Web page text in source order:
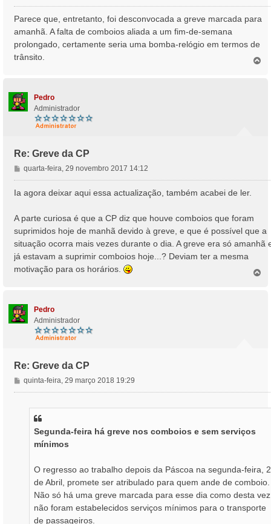
e
n
g
e
Parece que, entretanto, foi desconvocada a greve marcada para
amanhã. A falta de comboios aliada a um fim-de-semana
prolongado, certamente seria uma bomba-relógio em termos de
trânsito.
Pedro
Administrador
Re: Greve da CP
M
e
n
g
e
m
quarta-feira, 29 novembro 2017 14:12
Ia agora deixar aqui essa actualização, também acabei de ler.
A parte curiosa é que a CP diz que houve comboios que foram
suprimidos hoje de manhã devido à greve, e que é possível que a
situação ocorra mais vezes durante o dia. A greve era só amanhã
já estavam a suprimir comboios hoje...? Deviam ter a mesma
motivação para os horários.
Pedro
Administrador
Re: Greve da CP
M
e
quinta-feira, 29 março 2018 19:29
Segunda-feira há greve nos comboios e sem serviços
mínimos
O regresso ao trabalho depois da Páscoa na segunda-feira, 2
de Abril, promete ser atribulado para quem ande de comboio.
Não só há uma greve marcada para esse dia como desta vez
não foram estabelecidos serviços mínimos para o transporte
de passageiros.